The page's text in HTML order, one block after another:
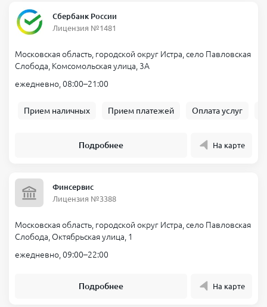
Сбербанк России
Лицензия №1481
Московская область, городской округ Истра, село Павловская
Слобода, Комсомольская улица, 3А
ежедневно, 08:00–21:00
Прием наличных Прием платежей Оплата услуг
Подробнее На карте
Финсервис
Лицензия №3388
Московская область, городской округ Истра, село Павловская
Слобода, Октябрьская улица, 1
ежедневно, 09:00–22:00
Подробнее На карте